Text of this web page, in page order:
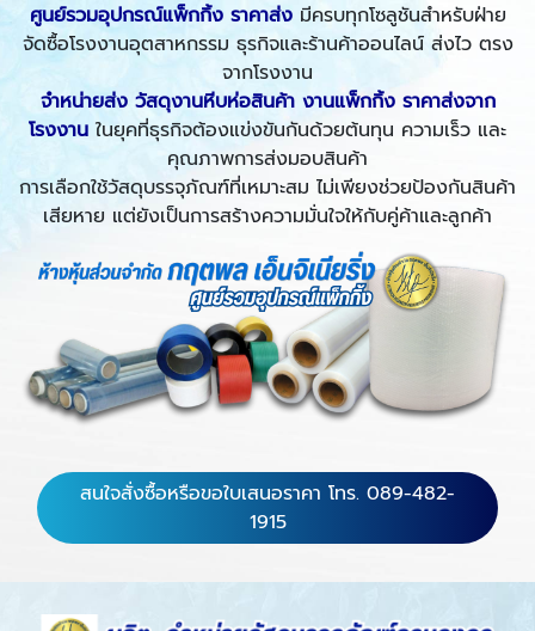
ศูนย์รวมอุปกรณ์แพ็กกิ้ง ราคาส่ง มีครบทุกโซลูชันสำหรับฝ่าย
จัดซื้อโรงงานอุตสาหกรรม ธุรกิจและร้านค้าออนไลน์ ส่งไว ตรง
จากโรงงาน
จำหน่ายส่ง วัสดุงานหีบห่อสินค้า งานแพ็กกิ้ง ราคาส่งจาก
โรงงาน ในยุคที่ธุรกิจต้องแข่งขันกันด้วยต้นทุน ความเร็ว และ
คุณภาพการส่งมอบสินค้า
การเลือกใช้วัสดุบรรจุภัณฑ์ที่เหมาะสม ไม่เพียงช่วยป้องกันสินค้า
เสียหาย แต่ยังเป็นการสร้างความมั่นใจให้กับคู่ค้าและลูกค้า
สนใจสั่งซื้อหรือขอใบเสนอราคา โทร. 089-482-
1915